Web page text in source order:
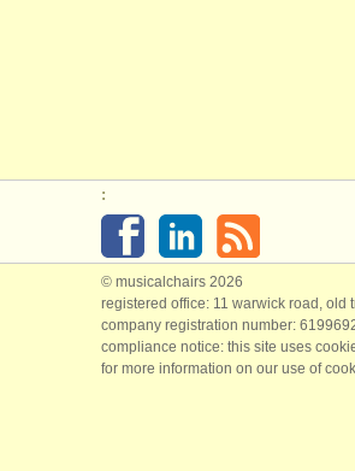
:
© musicalchairs 2026
registered office: 11 warwick road, old
company registration number:
compliance notice: ​this site uses
for more information on our use of